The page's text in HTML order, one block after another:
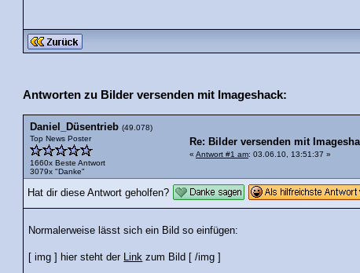
Antworten zu Bilder versenden mit Imageshack:
Daniel_Düsentrieb (49.078)
Top News Poster
1660x Beste Antwort
3079x "Danke"
Re: Bilder versenden mit
« Antwort #1 am: 03.06.10, 13:51:37 »
Hat dir diese Antwort geholfen?
Normalerweise lässt sich ein Bild so einfügen:
[ img ] hier steht der Link zum Bild [ /img ]